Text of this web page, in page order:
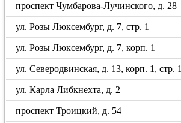
проспект Чумбарова-Лучинского, д. 28
ул. Розы Люксембург, д. 7, стр. 1
ул. Розы Люксембург, д. 7, корп. 1
ул. Северодвинская, д. 13, корп. 1, стр. 1
ул. Карла Либкнехта, д. 2
проспект Троицкий, д. 54